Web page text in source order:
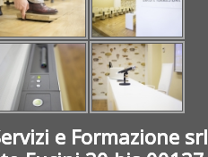
e Formazione srl